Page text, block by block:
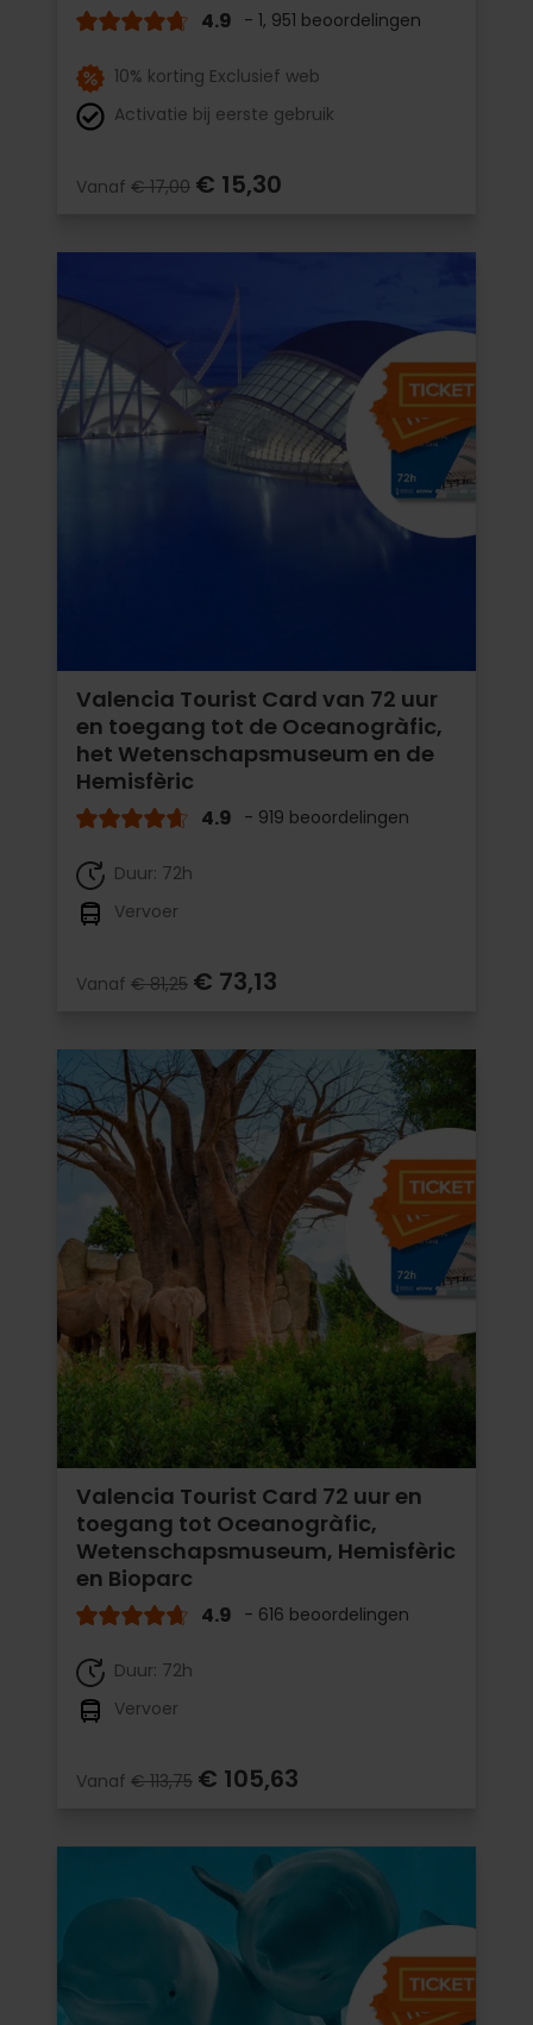
4.9 - 1, 951 beoordelingen
10% korting Exclusief web
Activatie bij eerste gebruik
Vanaf € 17,00 € 15,30
Valencia Tourist Card van 72 uur
en toegang tot de Oceanogràfic,
het Wetenschapsmuseum en de
Hemisfèric
4.9 - 919 beoordelingen
Duur: 72h
Vervoer
Vanaf € 81,25 € 73,13
Valencia Tourist Card 72 uur en
toegang tot Oceanogràfic,
Wetenschapsmuseum, Hemisfèric
en Bioparc
4.9 - 616 beoordelingen
Duur: 72h
Vervoer
Vanaf € 113,75 € 105,63